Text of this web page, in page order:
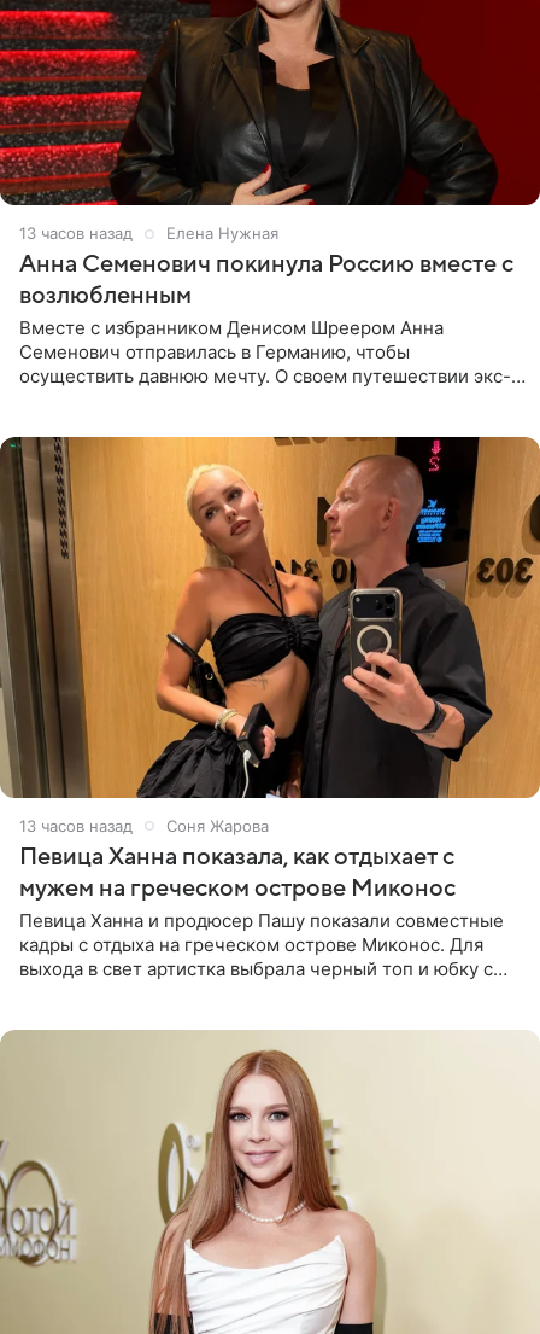
13 часов назад Елена Нужная
Анна Семенович покинула Россию вместе с
возлюбленным
Вместе с избранником Денисом Шреером Анна
Семенович отправилась в Германию, чтобы
осуществить давнюю мечту. О своем путешествии экс-
13 часов назад Соня Жарова
Певица Ханна показала, как отдыхает с
мужем на греческом острове Миконос
Певица Ханна и продюсер Пашу показали совместные
кадры с отдыха на греческом острове Миконос. Для
выхода в свет артистка выбрала черный топ и юбку с